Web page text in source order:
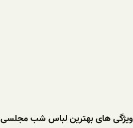
ویژگی های بهترین لباس شب مجلسی